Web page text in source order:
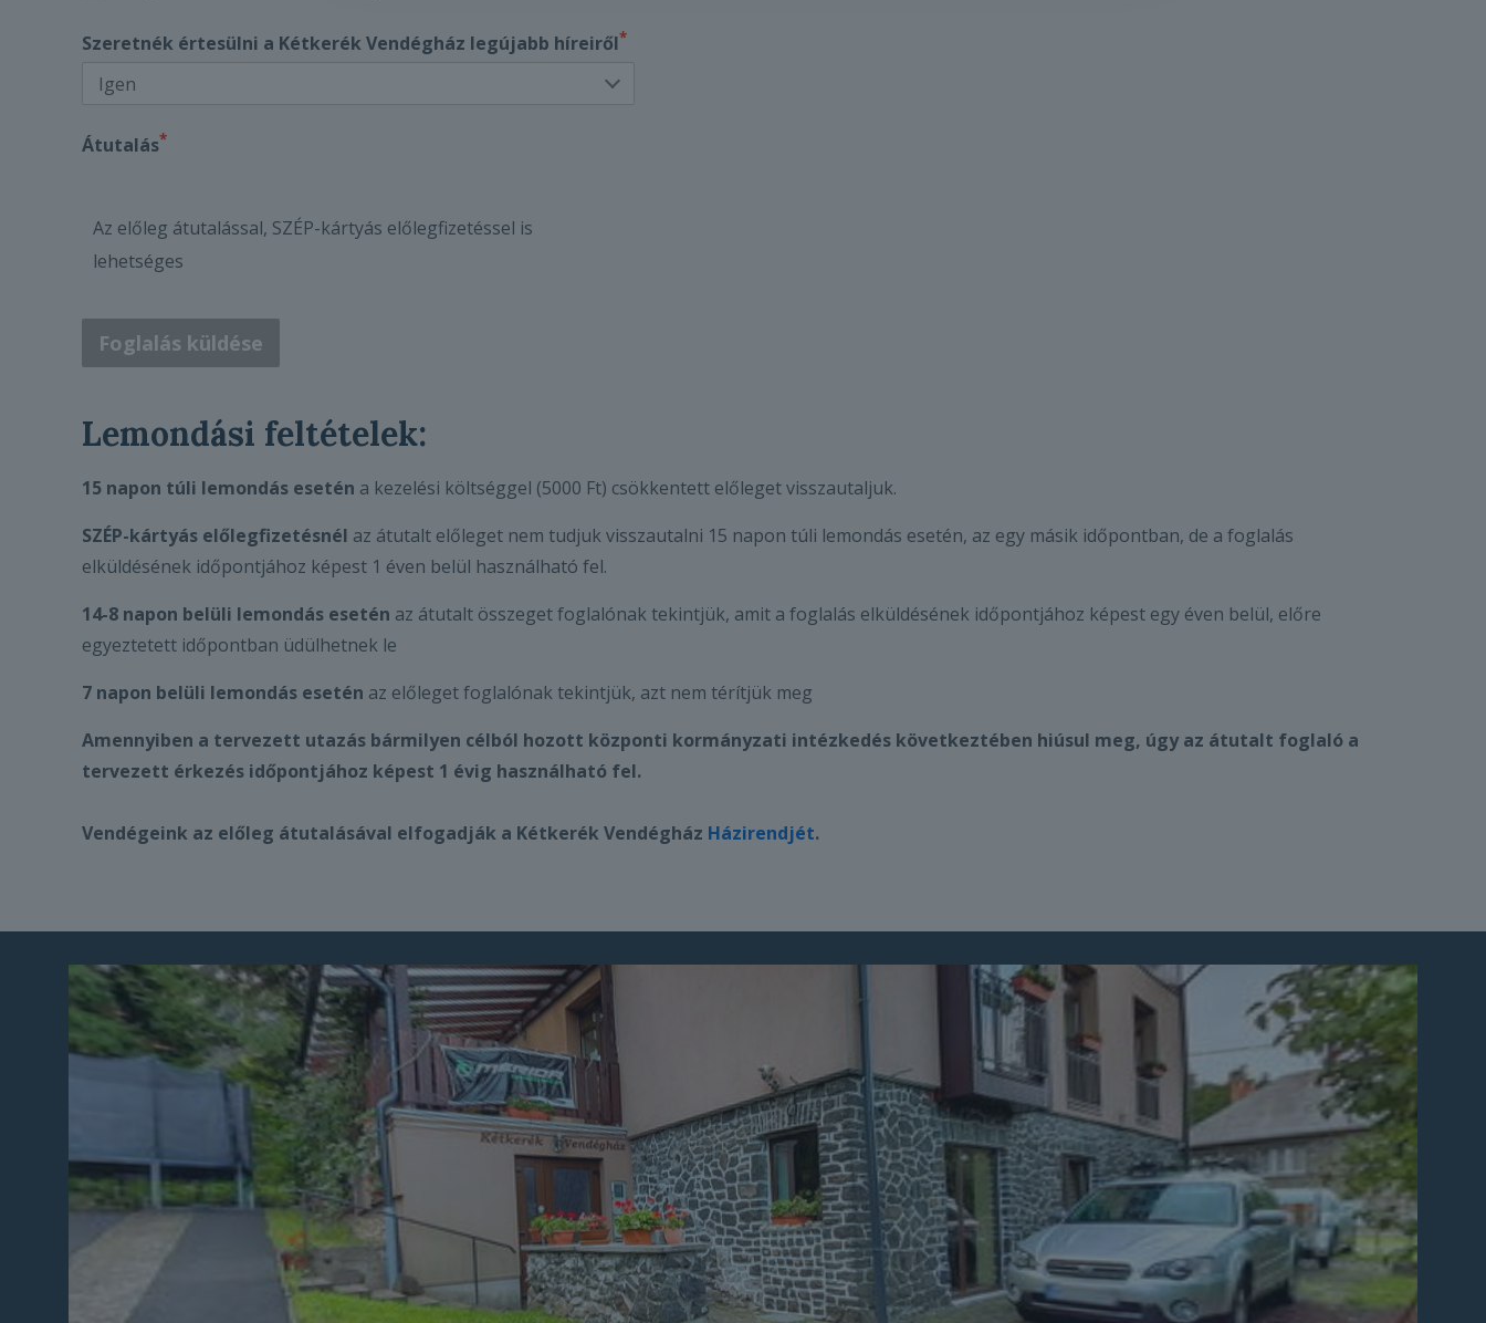
Szeretnék értesülni a Kétkerék Vendégház legújabb híreiről*
Átutalás*
Az előleg átutalással, SZÉP-kártyás előlegfizetéssel is
lehetséges
Foglalás küldése
Lemondási feltételek:
15 napon túli lemondás esetén a kezelési költséggel (5000 Ft) csökkentett előleget visszautaljuk.
SZÉP-kártyás előlegfizetésnél az átutalt előleget nem tudjuk visszautalni 15 napon túli lemondás esetén, az egy másik időpontban, de a foglalás
elküldésének időpontjához képest 1 éven belül használható fel.
14-8 napon belüli lemondás esetén az átutalt összeget foglalónak tekintjük, amit a foglalás elküldésének időpontjához képest egy éven belül, előre
egyeztetett időpontban üdülhetnek le
7 napon belüli lemondás esetén az előleget foglalónak tekintjük, azt nem térítjük meg
Amennyiben a tervezett utazás bármilyen célból hozott központi kormányzati intézkedés következtében hiúsul meg, úgy az átutalt foglaló a
tervezett érkezés időpontjához képest 1 évig használható fel.
Vendégeink az előleg átutalásával elfogadják a Kétkerék Vendégház Házirendjét.